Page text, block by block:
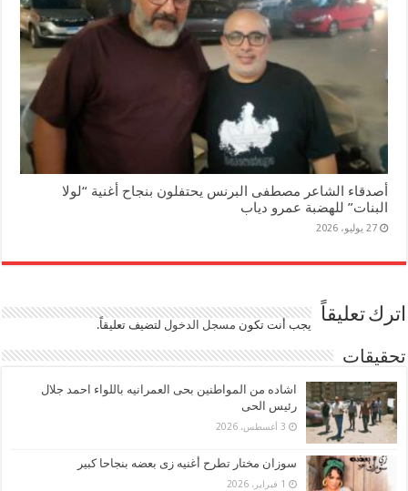
أصدقاء الشاعر مصطفى البرنس يحتفلون بنجاح أغنية “لولا
البنات” للهضبة عمرو دياب
27 يوليو، 2026
اترك تعليقاً يجب أنت تكون مسجل الدخول لتضيف تعليقاً.
تحقيقات
اشاده من المواطنين بحى العمرانيه باللواء احمد جلال
رئيس الحى
3 أغسطس، 2026
سوزان مختار تطرح أغنيه زى بعضه بنجاحا كبير
1 فبراير، 2026